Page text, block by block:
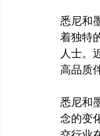
悉尼和
着独特
人士。
高品质
悉尼和
念的变